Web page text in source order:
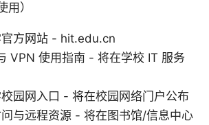
用）
方网站 - hit.edu.cn
VPN 使用指南 - 将在学校 IT 服务
园网入口 - 将在校园网络门户公布
与远程资源 - 将在图书馆/信息中心